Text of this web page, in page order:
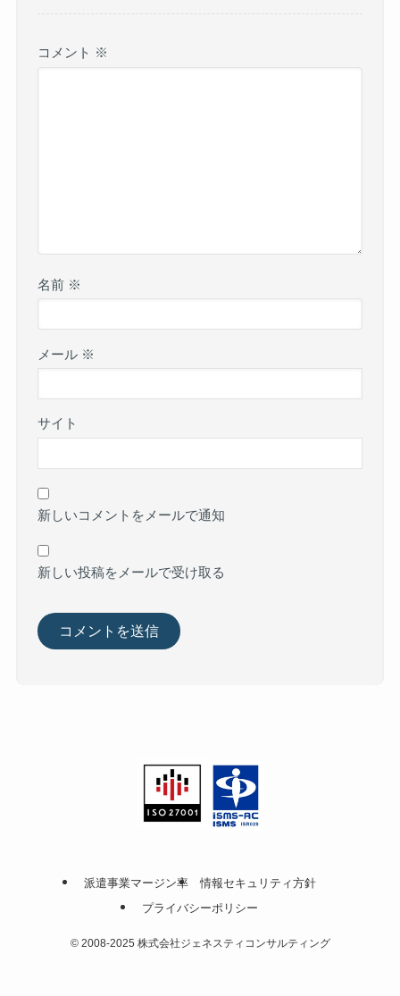
コメント ※
名前 ※
メール ※
サイト
新しいコメントをメールで通知
新しい投稿をメールで受け取る
派遣事業マージン率
情報セキュリティ方針
プライバシーポリシー
©2008-2025 株式会社ジェネスティコンサルティング